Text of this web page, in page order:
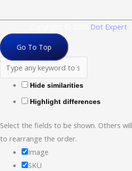
Dot Expert
Go To Top
Hide similarities
Highlight differences
Select the fields to be shown. Others
to rearrange the order.
Image
SKU